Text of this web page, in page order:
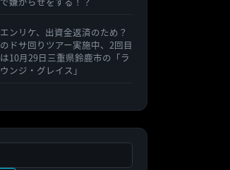
エンリケ、出資金返済のため？
のドサ回りツアー実施中、2回目
は10月29日三重県鈴鹿市の「ラ
ウンジ・グレイス」